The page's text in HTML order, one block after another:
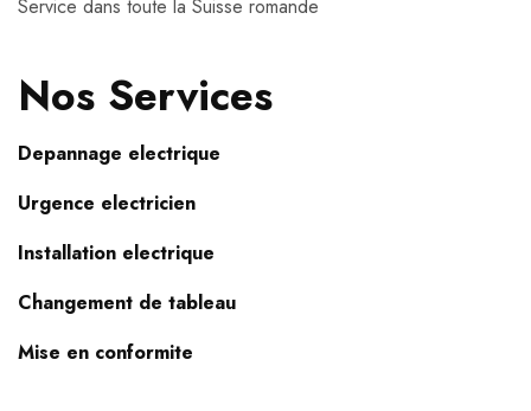
Service dans toute la Suisse romande
Nos Services
Depannage electrique
Urgence electricien
Installation electrique
Changement de tableau
Mise en conformite